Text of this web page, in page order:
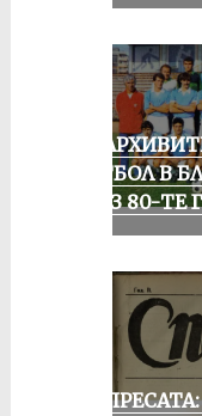
ИЗ
ФУТБОЛ В
ПРЕЗ 80-ТЕ
ОТ